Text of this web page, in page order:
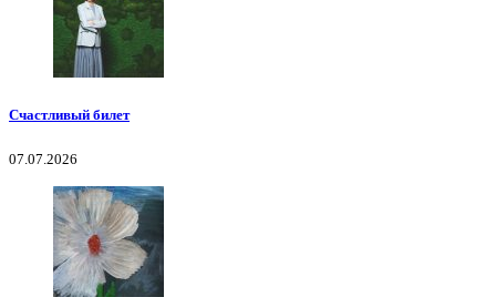
Счастливый билет
07.07.2026